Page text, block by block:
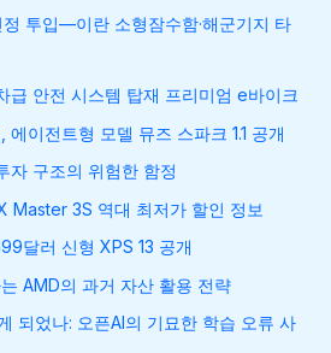
투입—이란 소형잠수함·해군기지 타
급 안전 시스템 탑재 프리미엄 e바이크
이전트형 모델 뮤즈 스파크 1.1 공개
자 구조의 위험한 함정
Master 3S 역대 최저가 할인 정보
달러 신형 XPS 13 공개
AMD의 과거 자산 활용 전략
되었나: 오픈AI의 기묘한 학습 오류 사